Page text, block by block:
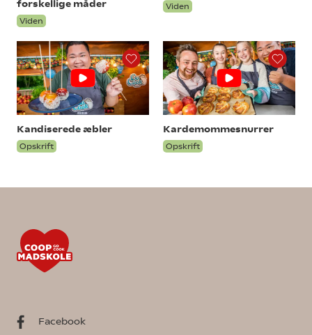
forskellige måder
Viden
Viden
Kandiserede æbler
Opskrift
Kardemommesnurrer
Opskrift
Facebook